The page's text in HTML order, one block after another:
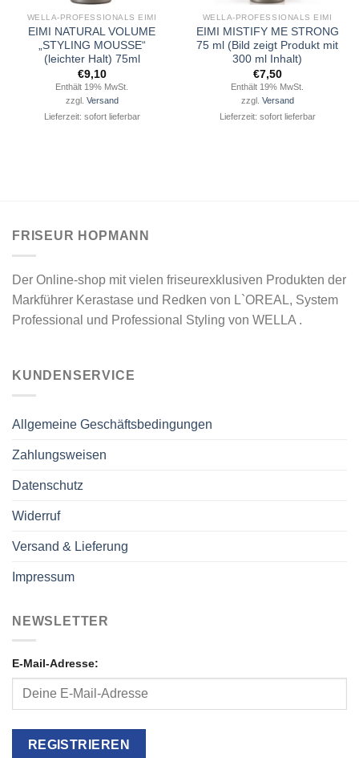
WELLA-PROFESSIONALS EIMI
EIMI NATURAL VOLUME
„STYLING MOUSSE“
(leichter Halt) 75ml
€9,10
Enthält 19% MwSt.
zzgl. Versand
Lieferzeit: sofort lieferbar
WELLA-PROFESSIONALS EIMI
EIMI MISTIFY ME STRONG
75 ml (Bild zeigt Produkt mit
300 ml Inhalt)
€7,50
Enthält 19% MwSt.
zzgl. Versand
Lieferzeit: sofort lieferbar
FRISEUR HOPMANN
Der Online-shop mit vielen friseurexklusiven Produkten der
Markführer Kerastase und Redken von L`OREAL, System
Professional und Professional Styling von WELLA .
KUNDENSERVICE
Allgemeine Geschäftsbedingungen
Zahlungsweisen
Datenschutz
Widerruf
Versand & Lieferung
Impressum
NEWSLETTER
E-Mail-Adresse: